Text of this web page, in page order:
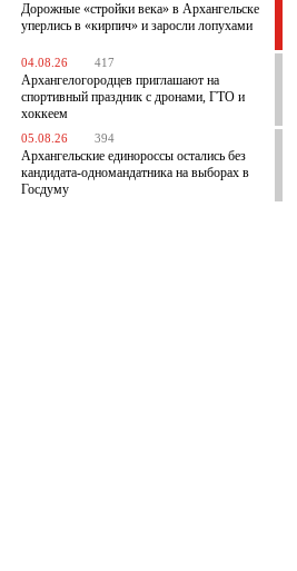
Дорожные «стройки века» в Архангельске
уперлись в «кирпич» и заросли лопухами
04.08.26 417
Архангелогородцев приглашают на
спортивный праздник с дронами, ГТО и
хоккеем
05.08.26 394
Архангельские единороссы остались без
кандидата-одномандатника на выборах в
Госдуму